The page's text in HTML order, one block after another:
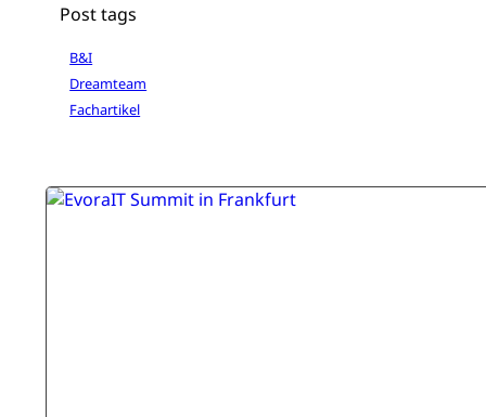
Post tags
B&I
Dreamteam
Fachartikel